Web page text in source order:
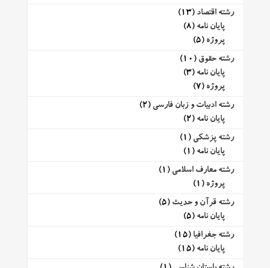
رشته اقتصاد (13)
پایان نامه (8)
پروژه (5)
رشته حقوق (10)
پایان نامه (3)
پروژه (7)
رشته ادبیات و زبان فارسی (2)
پایان نامه (2)
رشته پزشکی (1)
پایان نامه (1)
رشته معارف اسلامی (1)
پروژه (1)
رشته قرآن و حدیث (5)
پایان نامه (5)
رشته جغرافیا (15)
پایان نامه (15)